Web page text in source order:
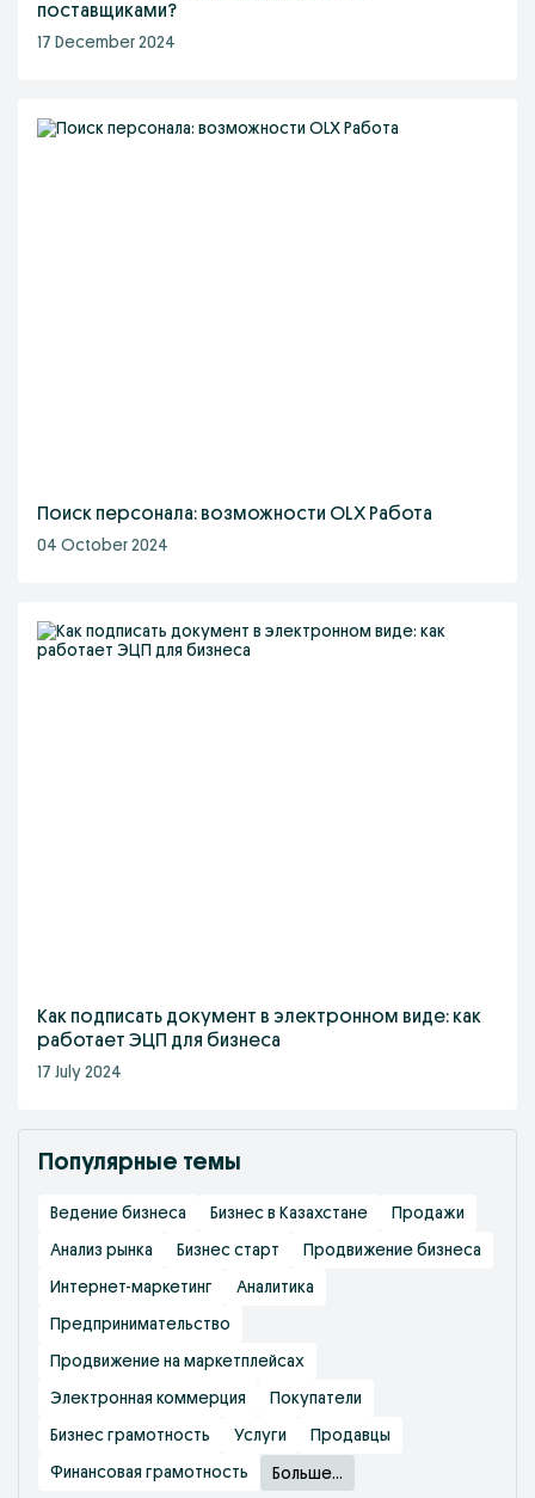
поставщиками?
17 December 2024
Поиск персонала: возможности OLX Работа
04 October 2024
Как подписать документ в электронном виде: как
работает ЭЦП для бизнеса
17 July 2024
Популярные темы
Ведение бизнеса Бизнес в Казахстане Продажи
Анализ рынка Бизнес старт Продвижение бизнеса
Интернет-маркетинг Аналитика
Предпринимательство
Продвижение на маркетплейсах
Электронная коммерция Покупатели
Бизнес грамотность Услуги Продавцы
Финансовая грамотность Больше...